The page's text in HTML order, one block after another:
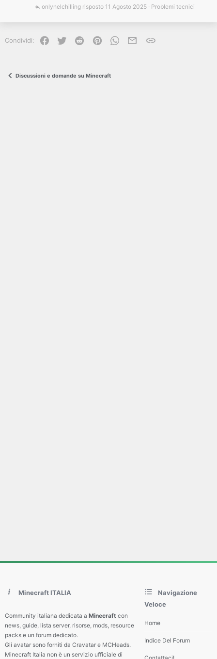
Problemi tecnici
11 Agosto 2025
onlynelchilling
Condividi: Facebook
Twitter Reddit PinterestWhatsApp
e-mailLink
Discussioni e domande su Minecraft
Minecraft ITALIA
Community italiana dedicata a Minecraft con
news, guide, lista server, risorse, mods, resource
packs e un forum dedicato.
Gli avatar sono forniti da Cravatar e MCHeads.
Minecraft Italia non è un servizio ufficiale di
Navigazione
Veloce
Home
Indice Del Forum
Contattaci!